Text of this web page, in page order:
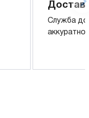
Служба
аккуратно